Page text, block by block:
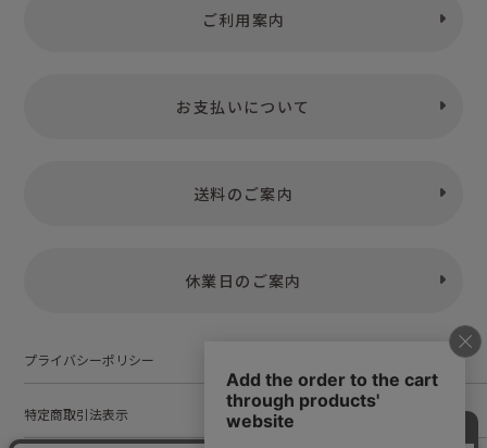
ご利用案内
お支払いについて
送料のご案内
休業日のご案内
プライバシーポリシー
特定商取引法表示